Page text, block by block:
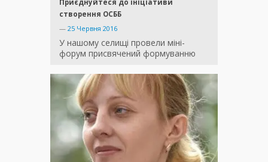
Приєднуйтеся до ініціативи
створення ОСББ
— 25 Червня 2016
У нашому селищі провели міні-
форум присвячений формуванню